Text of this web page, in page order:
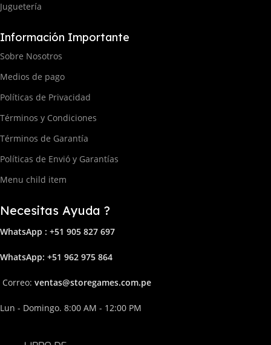
Juguetería
Información Importante
Sobre Nosotros
Medios de pago
Políticas de Privacidad
Términos y Condiciones
Términos de Garantía
Políticas de Envió y Garantías
Menu child item
Necesitas Ayuda ?
WhatsApp : +51 905 827 697
WhatsApp: +51 962 975 864
Correo: ventas@storegames.com.pe
Lun - Domingo. 8:00 AM - 12:00 PM